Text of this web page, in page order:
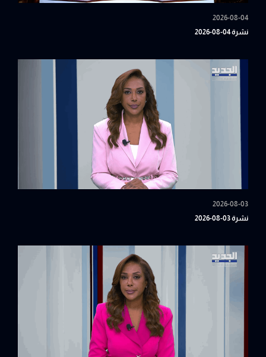
2026-08-04
نشرة 04-08-2026
2026-08-03
نشرة 03-08-2026